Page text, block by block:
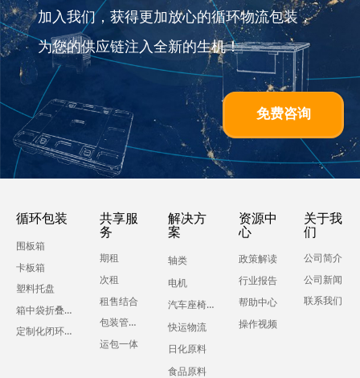
加入我们，获得更加放心的循环物流包装，
为您的供应链注入全新的生机！
免费咨询
循环包装
围板箱
卡板箱
塑料托盘
箱中袋折叠液体吨箱
定制化闭环运输包装
共享服
务
期租
次租
租售结合
包装管理服务
运包一体
解决方
案
轴类
电机
汽车座椅零部件
快运物流
日化原料
食品原料
资源中
心
政策解读
行业报告
帮助中心
操作视频
关于我
们
公司简介
公司新闻
联系我们